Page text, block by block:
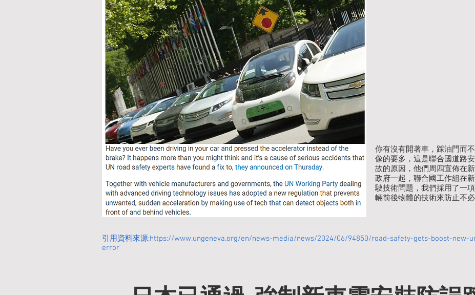
和基底核控制。
• 在壓力或突發情況下，身體會自動執行最常用的動作（可能是
優先啟動「熟悉但錯誤的反射」，導致反應錯位。
3. 知覺動作解離（Perception-Action Dissociation）：感知與反
• 緊張會影響大腦「視覺處理區（occipital lobe）」與「運動皮
cortex）」的協調。
• 即使眼睛看到危險、意識知道要煞車，感知訊號與動作指令
能導致動作方向相反。
4. 動作誤踩與自動化行為錯誤（Slips of Action under
• 壓力會提高「認知負荷（Cognitive Load）」，當大腦忙於處
出現「習慣性錯誤行為」（例如常踩油門時錯把油門當煞車）。
你有沒有開著車，踩油門而
像的要多，這是聯合國道路
故的原因，他們周四宣佈在
政府一起，聯合國工作組在
駛技術問題，我們採用了一
輛前後物體的技術來防止不必
引用資料來源:https://www.ungeneva.org/en/news-media/news/2024/06/94850/road-safety-gets-boost-new-
error